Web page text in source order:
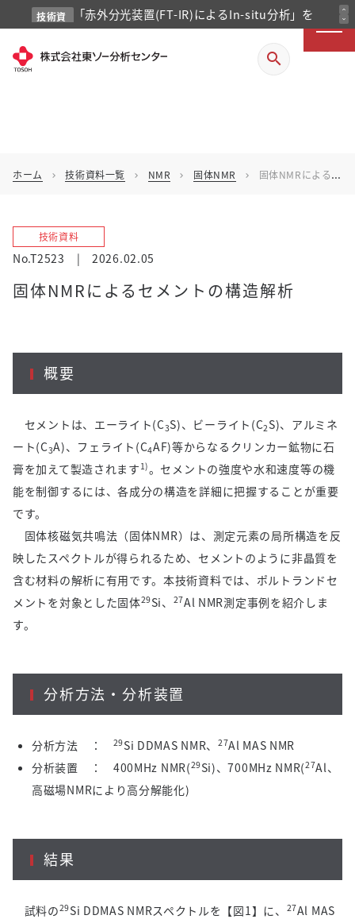
技術資
料
「赤外分光装置(FT-IR)によるIn-situ分析」を
掲載しました
expand_less
expand_more
search
ホーム chevron_right 技術資料一覧 chevron_right NMR chevron_right 固体NMR chevron_right 固体NMRによるセメントの構造解析
技術資料
No.T2523 | 2026.02.05
固体NMRによるセメントの構造解析
概要
セメントは、エーライト(C3S)、ビーライト (C2S)、アルミネ
ート(C3A)、フェライト (C4AF)等からなるクリンカー鉱物に石
膏を加えて製造されます 1)。セメントの強度や水和速度等の機
能を制御するには、各成分の構造を詳細に把握することが重要
です。
固体核磁気共鳴法（固体NMR）は、測定元素の局所構造を反
映したスペクトルが得られるため、セメントのように非晶質を
含む材料の解析に有用です。本技術資料では、ポルトランドセ
メントを対象とした固体29Si、 27Al NMR測定事例を紹介しま
す。
分析方法・分析装置
分析方法 ： 29Si DDMAS NMR、27Al MAS NMR
分析装置 ： 400MHz NMR(29Si)、700MHz NMR(27Al、
高磁場NMRにより高分解能化)
結果
試料の29Si DDMAS NMRスペクトルを【図1】に、 27Al MAS